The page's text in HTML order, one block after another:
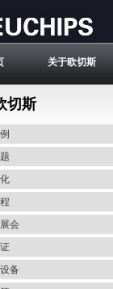
关于欧切斯
切斯
会
备